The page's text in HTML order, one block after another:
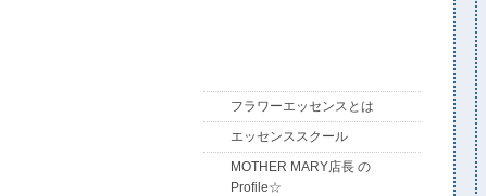
フラワーエッセンスとは
エッセンススクール
MOTHER MARY店長 の
Profile☆